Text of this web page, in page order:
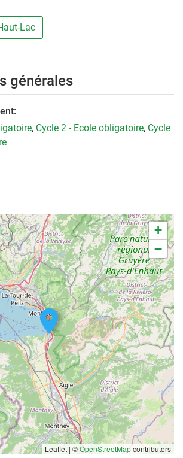
Lac
générales
, Cycle 2 - Ecole obligatoire, Cycle
+
−
Leaflet | ©OpenStreetMapcontributors